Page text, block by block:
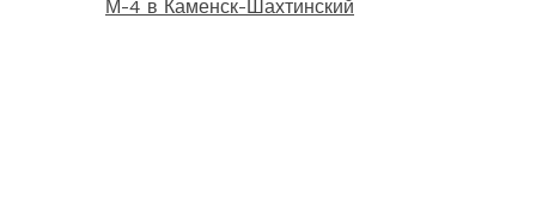
М-4 в Каменск-Шахтинский